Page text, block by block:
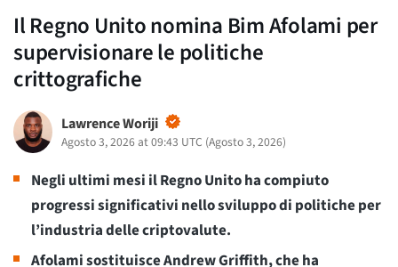
Il Regno Unito nomina Bim Afolami per
supervisionare le politiche
crittografiche
Lawrence Woriji
Agosto 3, 2026 at 09:43 UTC (Agosto 3, 2026)
Negli ultimi mesi il Regno Unito ha compiuto
progressi significativi nello sviluppo di politiche per
l’industria delle criptovalute.
Afolami sostituisce Andrew Griffith, che ha